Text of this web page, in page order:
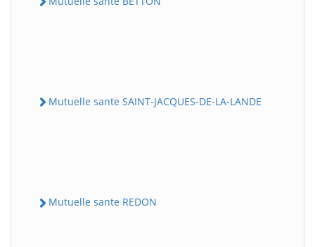
Mutuelle sante SAINT-JACQUES-DE-LA-LANDE
Mutuelle sante REDON